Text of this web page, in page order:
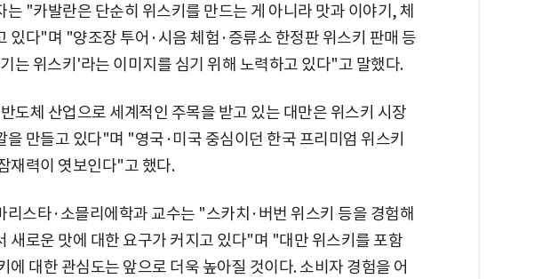
는 "카발란은 단순히 위스키를 만드는 게 아니라 맛과 이야기, 체
있다"며 "양조장 투어·시음 체험·증류소 한정판 위스키 판매 등
는 위스키'라는 이미지를 심기 위해 노력하고 있다"고 말했다.
도체 산업으로 세계적인 주목을 받고 있는 대만은 위스키 시장
을 만들고 있다"며 "영국·미국 중심이던 한국 프리미엄 위스키
재력이 엿보인다"고 했다.
리스타·소믈리에학과 교수는 "스카치·버번 위스키 등을 경험해
새로운 맛에 대한 요구가 커지고 있다"며 "대만 위스키를 포함
에 대한 관심도는 앞으로 더욱 높아질 것이다. 소비자 경험을 어